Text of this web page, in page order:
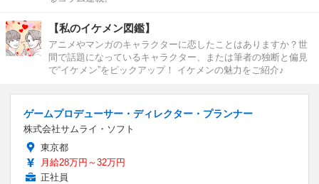
【私のイケメン図鑑】
アニメやマンガのキャラクターに恋したことはありますか？世
間で話題になっているキャラクター、または筆者の独断と偏見
で“イケメン”をピックアップ！ イケメンの魅力をご紹介♪
ゲームプロデューサー・ディレクター・プランナー
株式会社サムライ・ソフト
東京都
月給28万円～32万円
正社員